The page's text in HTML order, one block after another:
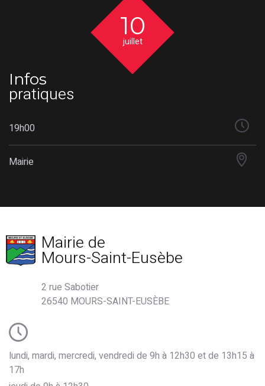
10
juillet
Infos
pratiques
19h00
Mairie
Mairie de
Mours-Saint-Eusèbe
2 rue Sabotier
26540 MOURS-SAINT-EUSÈBE
lundi, mardi, mercredi, vendredi de 9h à 12h30 et de 13h15 à
17h